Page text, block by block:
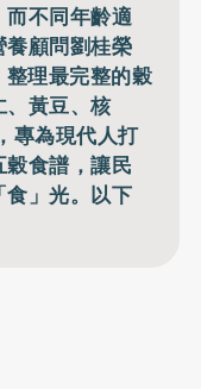
不同年齡適
顧問劉桂榮
理最完整的穀
、黃豆、核
為現代人打
食譜，讓民
」光。以下